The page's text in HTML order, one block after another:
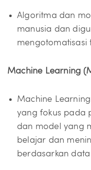
Algoritma dan
manusia dan
mengotomatisasi
Machine Learning
Machine
yang fokus pada
dan model yang
belajar dan
berdasarkan